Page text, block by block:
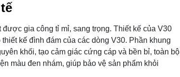
gia công tỉ mỉ, sang trọng. Thiết kế của V30
kế đình đám của các dòng V30. Phần khung
khối, tạo cảm giác cứng cáp và bền bỉ, toàn bộ
màu đen nhám, giúp bảo vệ sản phẩm khỏi